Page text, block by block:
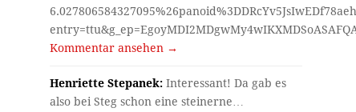
Kommentar ansehen →
Henriette Stepanek: Interessant! Da gab es
also bei Steg schon eine steinerne…